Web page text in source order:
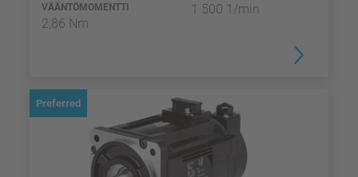
VÄÄNTÖMOMENTTI
2,86 Nm
1 500 1/min
Preferred